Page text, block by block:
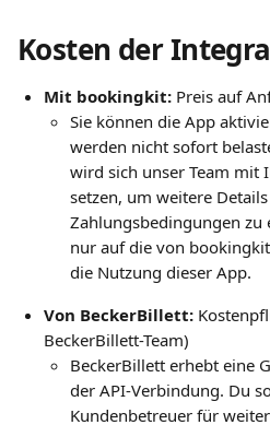
Kosten der
Mit bookingkit: Preis auf
Sie können die App
werden nicht sofort
wird sich unser Team mit
setzen, um weitere
Zahlungsbedingungen zu
nur auf die von
die Nutzung dieser App.
Von BeckerBillett:
BeckerBillett-Team)
BeckerBillett erhebt eine
der API-Verbindung. Du
Kundenbetreuer für